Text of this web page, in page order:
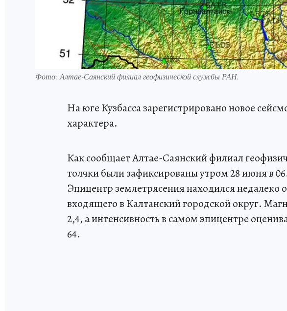
Фото: Алтае-Саянский филиал геофизической службы РАН.
На юге Кузбасса зарегистрировано новое
характера.
Как сообщает Алтае-Саянский филиал
толчки были зафиксированы утром 28 июня в
Эпицентр землетрясения находился недалеко
входящего в Калтанский городской округ.
2,4, а интенсивность в самом эпицентре
64.